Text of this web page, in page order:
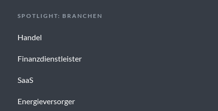
SPOTLIGHT: BRANCHEN
Handel
Finanzdienstleister
SaaS
Energieversorger